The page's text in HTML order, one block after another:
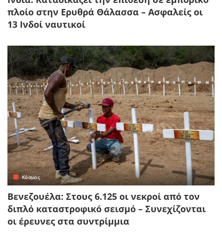
πλοίο στην Ερυθρά Θάλασσα – Ασφαλείς οι
13 Ινδοί ναυτικοί
Κόσμος
Βενεζουέλα: Στους 6.125 οι νεκροί από τον
διπλό καταστροφικό σεισμό – Συνεχίζονται
οι έρευνες στα συντρίμμια